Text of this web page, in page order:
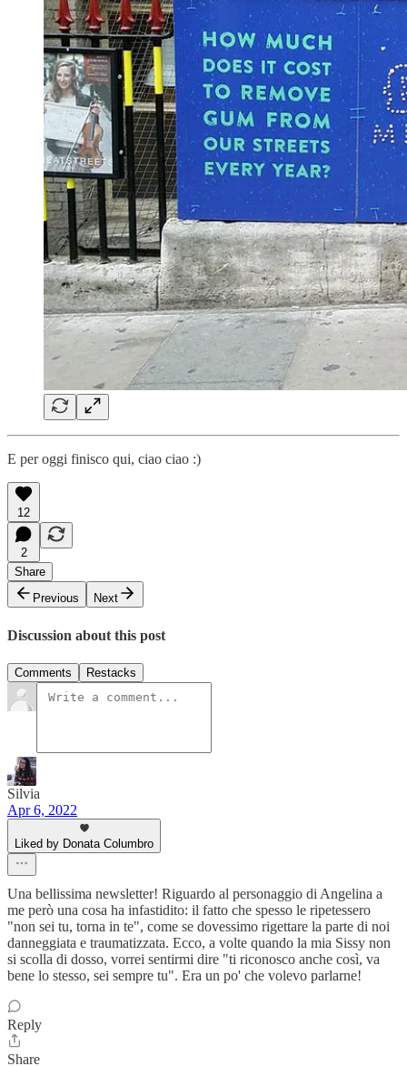
E per oggi finisco qui, ciao ciao :)
12
2
Share
Previous
Next
Discussion about this post
Comments Restacks
Silvia
Apr 6, 2022
Liked by Donata Columbro
Una bellissima newsletter! Riguardo al personaggio di Angelina a
me però una cosa ha infastidito: il fatto che spesso le ripetessero
"non sei tu, torna in te", come se dovessimo rigettare la parte di noi
danneggiata e traumatizzata. Ecco, a volte quando la mia Sissy non
si scolla di dosso, vorrei sentirmi dire "ti riconosco anche così, va
bene lo stesso, sei sempre tu". Era un po' che volevo parlarne!
Reply
Share